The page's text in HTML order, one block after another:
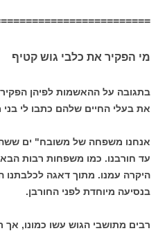
מי הפקיר את כלבי גוש קטיף
בתגובה על ההאשמות לפיהן
את בעלי החיים שלהם כתבו לי
אנחנו משפחה של משובח" ים
עד חורבנו. כמו משפחות רבות
היקרה עמנו. מתוך דאגה לכלבתנו
בנסיעה מיוחדת לפני החורבן.
רבים מתושבי הגוש עשו כמונו, אך